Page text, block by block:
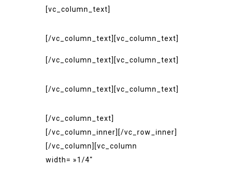
[vc_column_text]
[/vc_column_text][vc_column_text]
[/vc_column_text][vc_column_text]
[/vc_column_text][vc_column_text]
[/vc_column_text]
[/vc_column_inner][/vc_row_inner]
[/vc_column][vc_column
width= »1/4″